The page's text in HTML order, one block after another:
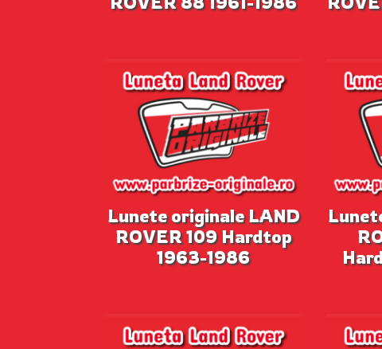
Lunete originale LAND
ROVER 109 Hardtop
1963-1986